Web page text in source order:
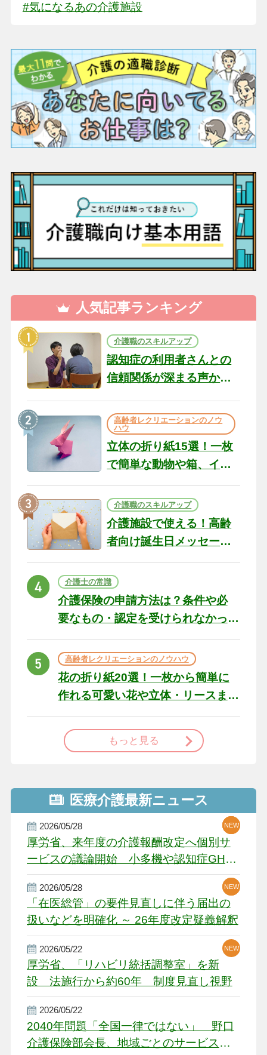
#気になるあの介護施設
人気記事ランキング
介護職のスキルアップ
認知症の利用者さんとの
信頼関係が深まる声かけ
の現場から（22）
高齢者レクリエーションのノウ
ハウ
立体の折り紙15選！一枚
で簡単な動物や箱、イン
テリアになる作品まで
介護職のスキルアップ
介護施設で使える！高齢
者向け誕生日メッセージ
の例文と書き方のポイン
ト
介護士の常識
介護保険の申請方法は？条件や必
要なもの・認定を受けられなかっ
た場合の対処法
高齢者レクリエーションのノウハウ
花の折り紙20選！一枚から簡単に
作れる可愛い花や立体・リースま
で
もっと見る
医療介護最新ニュース
2026/05/28
厚労省、来年度の介護報酬改定へ個別サ
ービスの議論開始 小多機や認知症GH、
厳しい経営環境に危機感
NEW
NEW
NEW
2026/05/28
「在医総管」の要件見直しに伴う届出の
扱いなどを明確化 ～ 26年度改定疑義解釈
NEW
NEW
2026/05/22
厚労省、「リハビリ統括調整室」を新
設 法施行から約60年 制度見直し視野
NEW
2026/05/22
2040年問題「全国一律ではない」 野口
介護保険部会長、地域ごとのサービス基